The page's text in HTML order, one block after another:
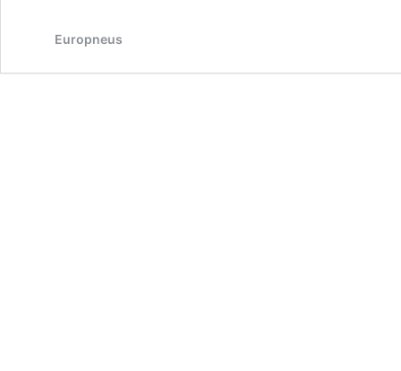
Europneus